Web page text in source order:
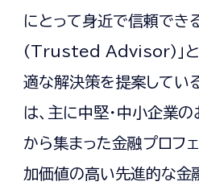
にとって身近で信頼でき
(Trusted Advisor)」と
適な解決策を提案してい
は、主に中堅・中小企業
から集まった金融プロフ
加価値の高い先進的な金